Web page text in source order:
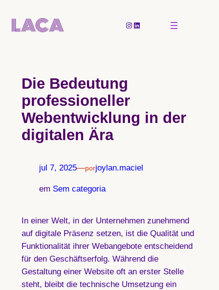
para
Instagram
LinkedIn
Die Bedeutung
professioneller
Webentwicklung in der
digitalen Ära
jul 7, 2025—porjoylan.maciel
em Sem categoria
In einer Welt, in der Unternehmen zunehmend
auf digitale Präsenz setzen, ist die Qualität und
Funktionalität ihrer Webangebote entscheidend
für den Geschäftserfolg. Während die
Gestaltung einer Website oft an erster Stelle
steht, bleibt die technische Umsetzung ein